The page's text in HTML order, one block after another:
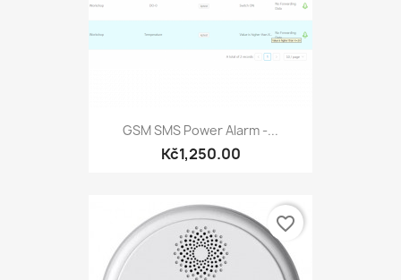
GSM SMS Power Alarm -...
Kč1,250.00
favorite_border